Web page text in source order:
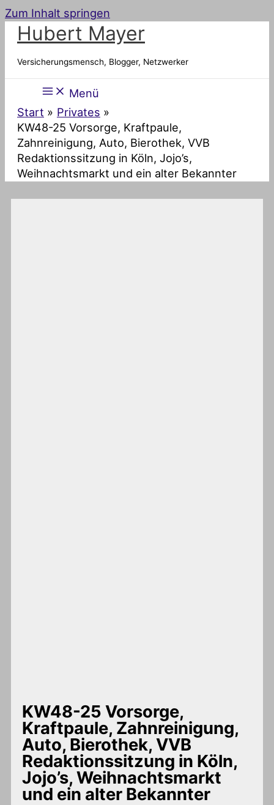
Zum Inhalt springen
Hubert Mayer
Versicherungsmensch, Blogger, Netzwerker
Menü
Start
Privates
KW48-25 Vorsorge, Kraftpaule,
Zahnreinigung, Auto, Bierothek, VVB
Redaktionssitzung in Köln, Jojo’s,
Weihnachtsmarkt und ein alter Bekannter
KW48-25 Vorsorge,
Kraftpaule, Zahnreinigung,
Auto, Bierothek, VVB
Redaktionssitzung in Köln,
Jojo’s, Weihnachtsmarkt
und ein alter Bekannter